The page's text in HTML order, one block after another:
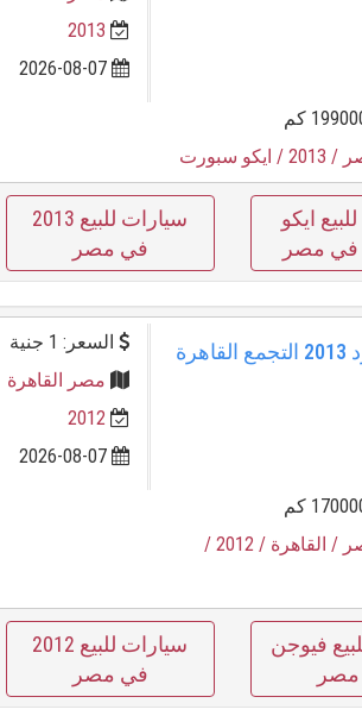
/ 2013 / ايكو سبورت
2013
2026-08-07
ايكو
مصر
سيارات للبيع 2013
في مصر
مستوردة فيوجن فورد 2013 التجمع القاهرة
/ القاهرة / 2012
/
السعر: 1 جنية
مصر القاهرة
2012
2026-08-07
فيوجن
سيارات للبيع 2012
في مصر